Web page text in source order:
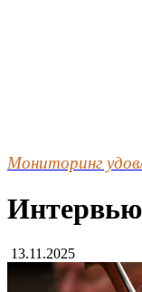
Мониторинг
Интервью
13.11.2025